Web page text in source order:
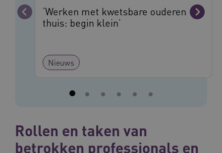
Vorige
‘Werken met kwetsbare ouderen
thuis: begin klein’
Nieuws
Rollen en taken van
betrokken professionals en
Deze functionele en technische cookies zorgen
ervoor dat de website werkt. Deze cookies
Naam
UMB_SESSION
www.vilans.nl